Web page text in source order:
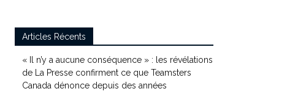
Articles Récents
« Il n’y a aucune conséquence » : les révélations
de La Presse confirment ce que Teamsters
Canada dénonce depuis des années